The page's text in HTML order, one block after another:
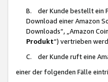
B. der Kunde bestellt ein
Download einer Amazon
Downloads“, „Amazon
Produkt“) vertrieben
C. der Kunde ruft eine
einer der folgenden Fälle